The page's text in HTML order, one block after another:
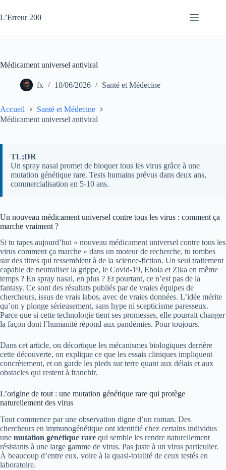
au
contenu
L’Erreur 200
Médicament universel antiviral
fx 10/06/2026 Santé et Médecine
Accueil
Santé et Médecine
Médicament universel antiviral
TL;DR
Un spray nasal promet de bloquer tous les virus grâce à une
mutation génétique rare. Tests humains prévus dans deux ans,
commercialisation en 5-10 ans.
Un nouveau médicament universel contre tous les virus : comment ça
marche vraiment ?
Si tu tapes aujourd’hui « nouveau médicament universel contre tous les
virus comment ça marche » dans un moteur de recherche, tu tombes
sur des titres qui ressemblent à de la science-fiction. Un seul traitement
capable de neutraliser la grippe, le Covid-19, Ebola et Zika en même
temps ? En spray nasal, en plus ? Et pourtant, ce n’est pas de la
fantasy. Ce sont des résultats publiés par de vraies équipes de
chercheurs, issus de vrais labos, avec de vraies données. L’idée mérite
qu’on y plonge sérieusement, sans hype ni scepticisme paresseux.
Parce que si cette technologie tient ses promesses, elle pourrait changer
la façon dont l’humanité répond aux pandémies. Pour toujours.
Dans cet article, on décortique les mécanismes biologiques derrière
cette découverte, on explique ce que les essais cliniques impliquent
concrètement, et on garde les pieds sur terre quant aux délais et aux
obstacles qui restent à franchir.
L’origine de tout : une mutation génétique rare qui protège
naturellement des virus
Tout commence par une observation digne d’un roman. Des
chercheurs en immunogénétique ont identifié chez certains individus
une mutation génétique rare qui semble les rendre naturellement
résistants à une large gamme de virus. Pas juste à un virus particulier.
À beaucoup d’entre eux, voire à la quasi-totalité de ceux testés en
laboratoire.